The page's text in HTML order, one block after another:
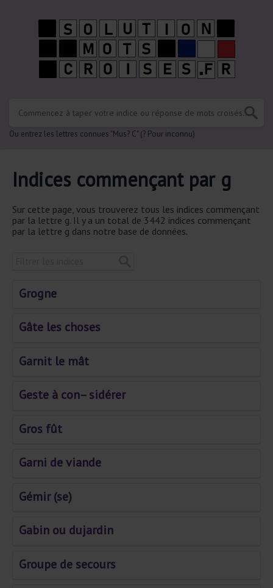
Ou entrez les lettres connues "Mus? C" (? Pour inconnu)
Indices commençant par g
Sur cette page, vous trouverez tous les indices commençant
par la lettre g. Il y a un total de 3442 indices commençant
par la lettre g dans notre base de données.
Grogne
Gâte les choses
Garnit le mât
Geste à con– sidérer
Gros fût
Garni de viande
Gémir (se)
Gabin ou dujardin
Groupe de secours